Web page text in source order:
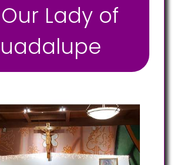
Lady of